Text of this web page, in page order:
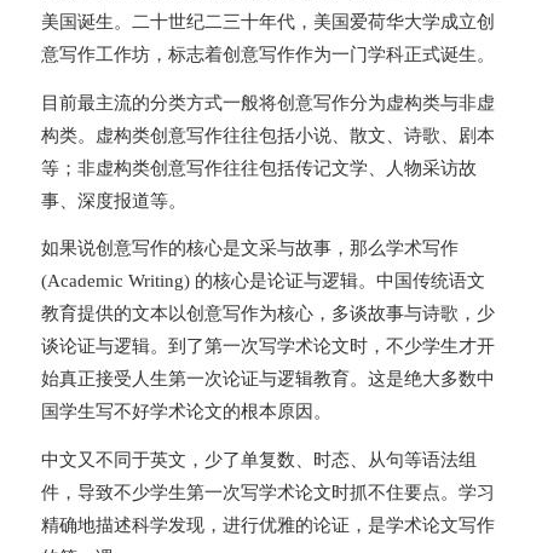
美国诞生。二十世纪二三十年代，美国爱荷华大学成立创
意写作工作坊，标志着创意写作作为一门学科正式诞生。
目前最主流的分类方式一般将创意写作分为虚构类与非虚
构类。虚构类创意写作往往包括小说、散文、诗歌、剧本
等；非虚构类创意写作往往包括传记文学、人物采访故
事、深度报道等。
如果说创意写作的核心是文采与故事，那么学术写作
(Academic Writing) 的核心是论证与逻辑。中国传统语文
教育提供的文本以创意写作为核心，多谈故事与诗歌，少
谈论证与逻辑。到了第一次写学术论文时，不少学生才开
始真正接受人生第一次论证与逻辑教育。这是绝大多数中
国学生写不好学术论文的根本原因。
中文又不同于英文，少了单复数、时态、从句等语法组
件，导致不少学生第一次写学术论文时抓不住要点。学习
精确地描述科学发现，进行优雅的论证，是学术论文写作